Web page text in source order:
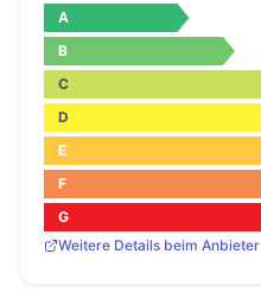
A
B
C
D
E
F
G
Weitere Details beim Anbieter